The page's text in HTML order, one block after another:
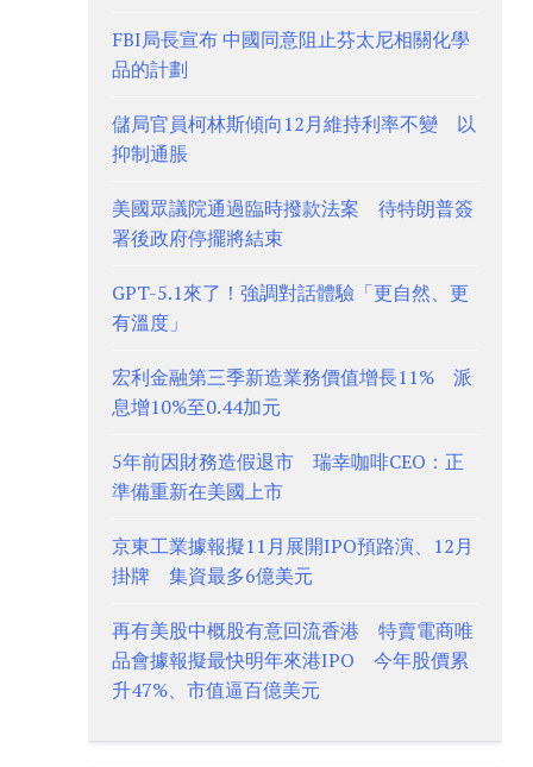
FBI局長宣布 中國同意阻止芬太尼相關化學
品的計劃
儲局官員柯林斯傾向12月維持利率不變 以
抑制通脹
美國眾議院通過臨時撥款法案 待特朗普簽
署後政府停擺將結束
GPT-5.1來了！強調對話體驗「更自然、更
有溫度」
宏利金融第三季新造業務價值增長11% 派
息增10%至0.44加元
5年前因財務造假退市 瑞幸咖啡CEO：正
準備重新在美國上市
京東工業據報擬11月展開IPO預路演、12月
掛牌 集資最多6億美元
再有美股中概股有意回流香港 特賣電商唯
品會據報擬最快明年來港IPO 今年股價累
升47%、市值逼百億美元